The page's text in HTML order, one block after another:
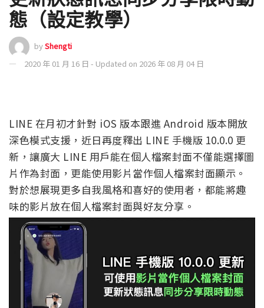
態（設定教學）
byShengti
2020 年 01 月 16 日 - Updated on 2026 年 08 月 04 日
LINE 在月初才針對 iOS 版本跟進 Android 版本開放
深色模式支援，近日再度釋出 LINE 手機版 10.0.0 更
新，讓廣大 LINE 用戶能在個人檔案封面不僅能選擇圖
片作為封面，更能使用影片當作個人檔案封面顯示。
對於想展現更多自我風格和喜好的使用者，都能將趣
味的影片放在個人檔案封面與好友分享。